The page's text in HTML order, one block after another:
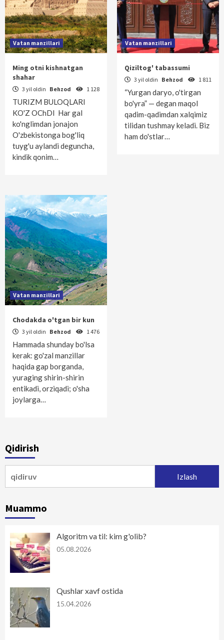
Vatan manzillari
Ming otni kishnatgan
shahar
3 yil oldin Behzod 1 128
TURIZM BULOQLARI
KO'Z OChDI Har gal
ko'nglimdan jonajon
O'zbekistonga bog'liq
tuyg'u aylandi deguncha,
kindik qonim…
Vatan manzillari
Qiziltog' tabassumi
3 yil oldin Behzod 1 811
“Yurgan daryo, o'tirgan
bo'yra” — degan maqol
qadim-qadimdan xalqimiz
tilidan tushmay keladi. Biz
ham do'stlar…
Vatan manzillari
Chodakda o'tgan bir kun
3 yil oldin Behzod 1 476
Hammada shunday bo'lsa
kerak: go'zal manzillar
haqida gap borganda,
yuraging shirin-shirin
entikadi, orziqadi; o'sha
joylarga…
Qidirish
Muammo
Algoritm va til: kim g'olib?
05.08.2026
Qushlar xavf ostida
15.04.2026